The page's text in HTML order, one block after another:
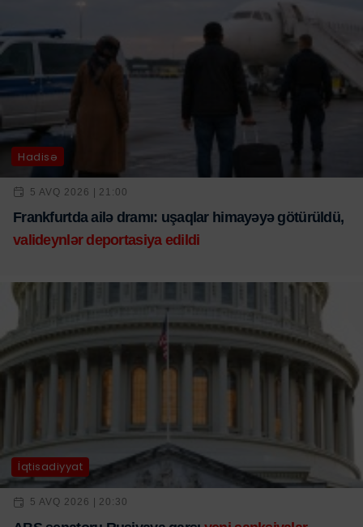
Hadisə
5 AVQ 2026 | 21:00
Frankfurtda ailə dramı: uşaqlar himayəyə götürüldü,
valideynlər deportasiya edildi
İqtisadiyyat
5 AVQ 2026 | 20:30